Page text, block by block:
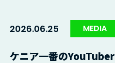
2026.06.25 MEDIA
ケニア一番の